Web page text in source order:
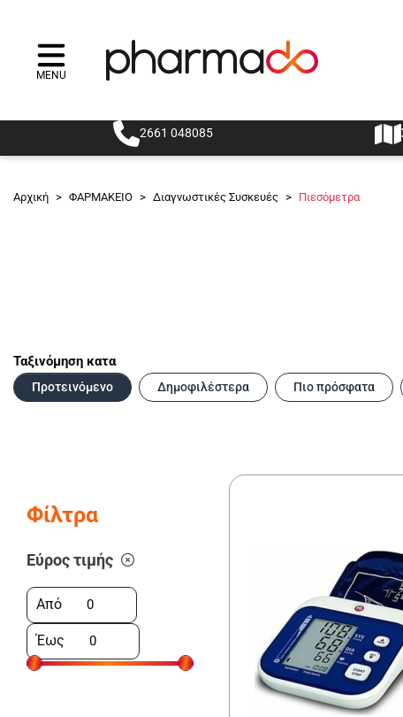
Menu
MENU
2661 048085
Αρχική > ΦΑΡΜΑΚΕΙΟ > Διαγνωστικές Συσκευές > Πιεσόμετρα
Ταξινόμηση κατα
Προτεινόμενο Δημοφιλέστερα Πιο πρόσφατα
Φίλτρα
Εύρος τιμής
Από
Έως